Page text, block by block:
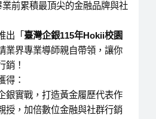
前累積最頂尖的金融品牌與社
出「 臺灣企銀115年Hokii校園
業界專業導師親自帶領，讓你
銷！
得：
銀實戰，打造黃金履歷代表作
授，加倍數位金融與社群行銷